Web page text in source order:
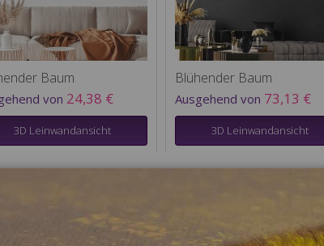
Baum
von 24,38 €
3D Leinwandansicht
Blühender Baum
Ausgehend von 73,13 €
3D Leinwandansicht